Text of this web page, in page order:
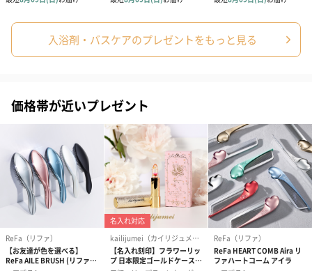
物
お渡し用の紙袋です。
商品に合わせたサイズをお届けします。
入浴剤・バスケアのプレゼントをもっと見る
価格帯が近いプレゼント